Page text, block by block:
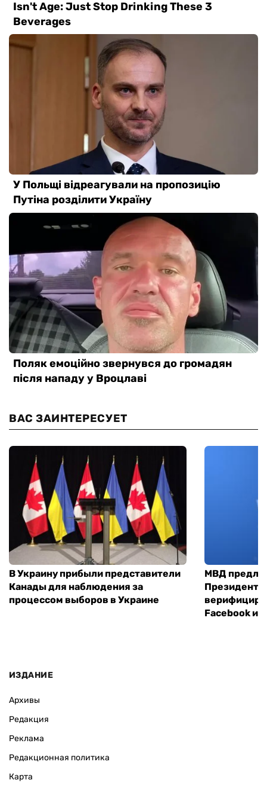
ВАС ЗАИНТЕРЕСУЕТ
В Украину прибыли представители
Канады для наблюдения за
процессом выборов в Украине
МВД
Facebook и
ИЗДАНИЕ
Архивы
Редакция
Реклама
Редакционная политика
Карта